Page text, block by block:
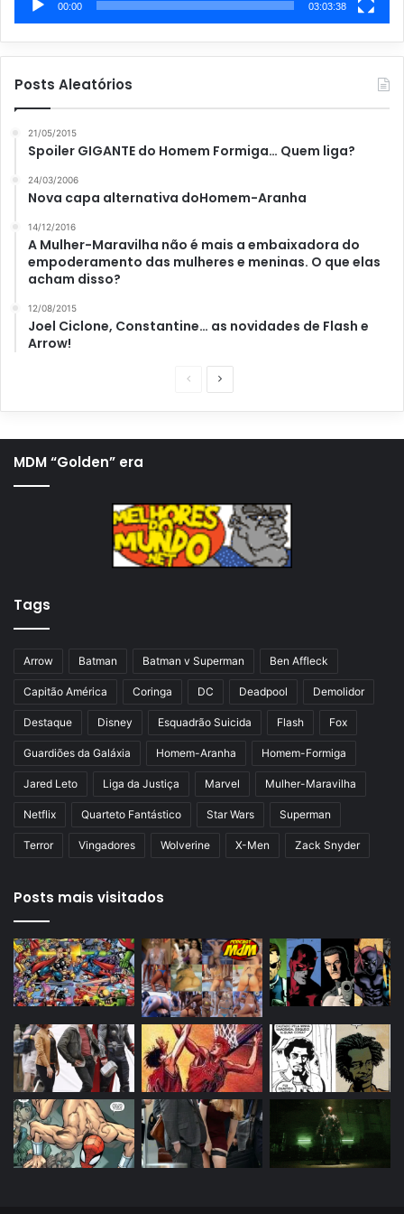
00:00 03:03:38
Posts Aleatórios
21/05/2015
Spoiler GIGANTE do Homem Formiga… Quem liga?
24/03/2006
Nova capa alternativa doHomem-Aranha
14/12/2016
A Mulher-Maravilha não é mais a embaixadora do
empoderamento das mulheres e meninas. O que elas
acham disso?
12/08/2015
Joel Ciclone, Constantine… as novidades de Flash e
Arrow!
a
a
n
m
a
p
n
MDM “Golden” era
Tags
Arrow Batman Batman v Superman Ben Affleck
Capitão América Coringa DC Deadpool Demolidor
Destaque Disney Esquadrão Suicida Flash Fox
Guardiões da Galáxia Homem-Aranha Homem-Formiga
Jared Leto Liga da Justiça Marvel Mulher-Maravilha
Netflix Quarteto Fantástico Star Wars Superman
Terror Vingadores Wolverine X-Men Zack Snyder
Posts mais visitados